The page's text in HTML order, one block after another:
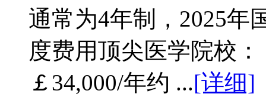
通常为4年制，2025年
度费用顶尖医学院校
￡34,000/年约 ...[详细]